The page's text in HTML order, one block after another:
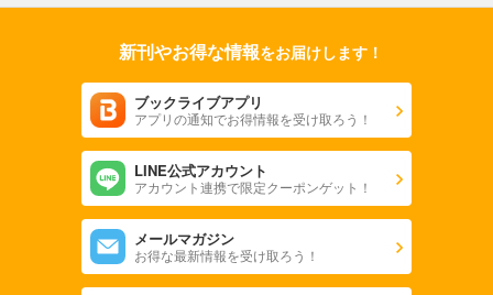
新刊やお得な情報をお届けします！
ブックライブアプリ
アプリの通知でお得情報を受け取ろう！
LINE公式アカウント
アカウント連携で限定クーポンゲット！
メールマガジン
お得な最新情報を受け取ろう！